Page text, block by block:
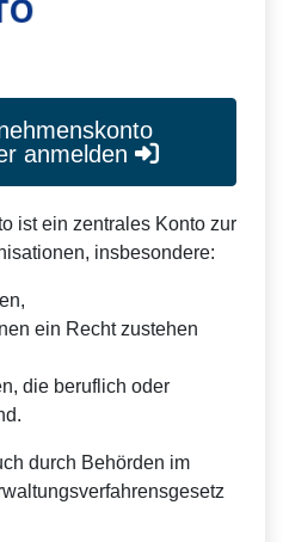
anmelden
ist ein zentrales Konto zur
insbesondere:
ein Recht zustehen
die beruflich oder
durch Behörden im